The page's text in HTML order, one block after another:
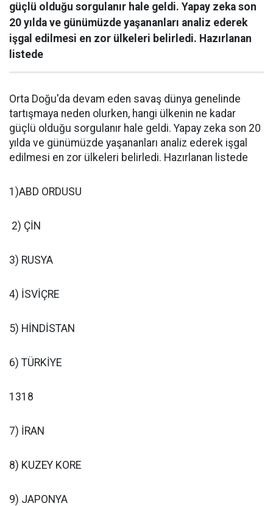
güçlü olduğu sorgulanır hale geldi. Yapay zeka son
20 yılda ve günümüzde yaşananları analiz ederek
işgal edilmesi en zor ülkeleri belirledi. Hazırlanan
listede
Orta Doğu'da devam eden savaş dünya genelinde
tartışmaya neden olurken, hangi ülkenin ne kadar
güçlü olduğu sorgulanır hale geldi. Yapay zeka son 20
yılda ve günümüzde yaşananları analiz ederek işgal
edilmesi en zor ülkeleri belirledi. Hazırlanan listede
1)ABD ORDUSU
2) ÇİN
3) RUSYA
4) İSVİÇRE
5) HİNDİSTAN
6) TÜRKİYE
1318
7) İRAN
8) KUZEY KORE
9) JAPONYA